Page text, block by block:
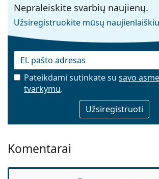
Nepraleiskite svarbių naujienų.
Užsiregistruokite mūsų
Pateikdami sutinkate su savo
tvarkymu.
Komentarai